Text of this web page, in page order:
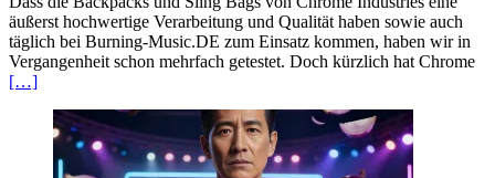
äußerst hochwertige Verarbeitung und Qualität haben sowie auch
täglich bei Burning-Music.DE zum Einsatz kommen, haben wir in
Vergangenheit schon mehrfach getestet. Doch kürzlich hat Chrome
[…]